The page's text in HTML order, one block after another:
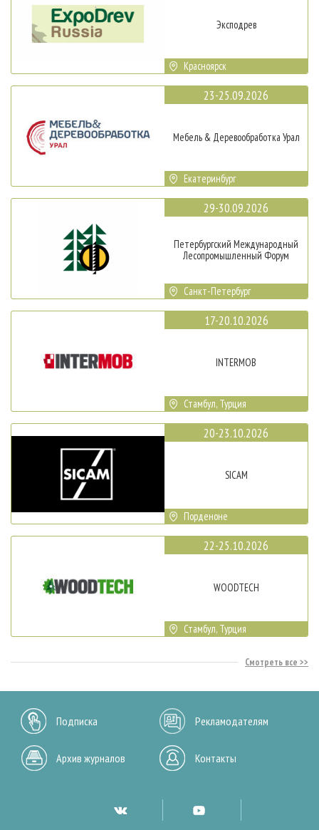
Эксподрев
Красноярск
23-25.09.2026
Мебель & Деревообработка Урал
Екатеринбург
29-30.09.2026
Петербургский Международный
Лесопромышленный Форум
Санкт-Петербург
17-20.10.2026
INTERMOB
Стамбул, Турция
20-23.10.2026
SICAM
Порденоне
22-25.10.2026
WOODTECH
Стамбул, Турция
Смотреть все
Подписка Рекламодателям
Архив журналов Контакты